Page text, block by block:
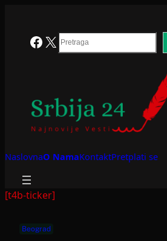
Facebook
X Search
NaslovnaO NamaKontaktPretplati se
[t4b-ticker]
Beograd